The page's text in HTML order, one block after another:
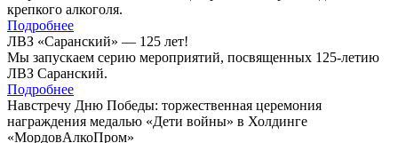
крепкого алкоголя.
Подробнее
ЛВЗ «Саранский» — 125 лет!
Мы запускаем серию мероприятий, посвященных 125-летию
ЛВЗ Саранский.
Подробнее
Навстречу Дню Победы: торжественная церемония
награждения медалью «Дети войны» в Холдинге
«МордовАлкоПром»